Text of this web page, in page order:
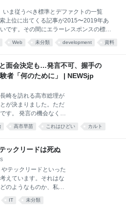
収益を得られるのは9
後の支払いは9月11日に
Rewards
まま横滑りで自動移
ま従うべき標準とデファクトの一覧
上位に出てくる記事が2015〜2019年あ
です。その間にエラーレスポンスの標準
プは選択基準が変わり、APIの廃止告知に
記事では、Web API設計の主要な領域ごと
で確認した結果をまとめます。きっかけ
Parts』を読んで、そこにあった「仕
ァクトに従う」という指針の、その仕様
」と「その根拠はどこにあるか（正式な
Web 未分類 development 資料
面会決定も…発言不可、握手の
者「何のために」 | NEWSjp
崎を訪れる高市総理が
が決まりました。ただ
す。 発言の機会なく今
9日、長崎市の平和公園
参列したあと、被爆者
総理との面会は3年連
発言の機会はなく握手
救済、長崎は置き去り
きによって被爆者と認
は、雨や灰に混じって
」体験者を救済する新
高市早苗 これはひどい カルト
ックリードは死ぬ
テックリードといった
えています。それはな
のようなものか、私な
います。 AIの進化は早
氏は「今年の終わり
IT 未分類